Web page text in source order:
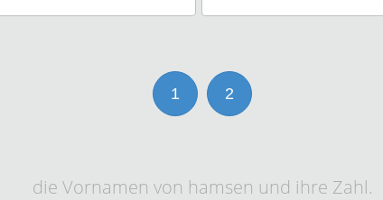
1 2
die Vornamen von hamsen und ihre Zahl.